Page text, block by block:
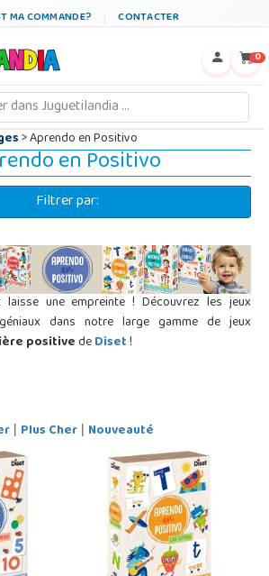
MA COMMANDE? CONTACTER
0
> Aprendo en Positivo
en Positivo
Filtrer par:
une empreinte ! Découvrez les jeux
dans notre large gamme de jeux
positivedeDiset!
| Plus Cher | Nouveauté